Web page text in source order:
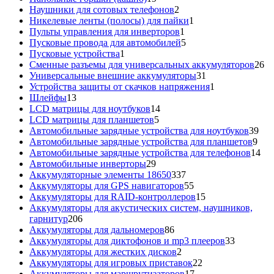
товаров
Наушники для сотовых телефонов2
товара
Никелевые ленты (полосы) для пайки1
Пульты управления для инверторов1
товар
Пусковые провода для автомобилей55
Пусковые устройства1
товар
Сменные разъемы для универсальных аккумуляторов2626
Универсальные внешние аккумуляторы31
товар
Устройства защиты от скачков напряжения1
Шлейфы1313
товаров
LCD матрицы для ноутбуков1414
LCD матрицы для планшетов55
товаров
Автомобильные зарядные устройства для ноутбуков3939
Автомобильные зарядные устройства для планшетов99
Автомобильные зарядные устройства для телефонов1414
Автомобильные инверторы2929
товаров
Аккумуляторные элементы 18650337337
товаров
Аккумуляторы для GPS навигаторов5555
товаров
Аккумуляторы для RAID-контроллеров1515
товаров
Аккумуляторы для акустических систем, наушников,
гарнитур206206
товаров
Аккумуляторы для дальномеров8686
товаров
Аккумуляторы для диктофонов и mp3 плееров3333
Аккумуляторы для жестких дисков2
товара
Аккумуляторы для игровых приставок22